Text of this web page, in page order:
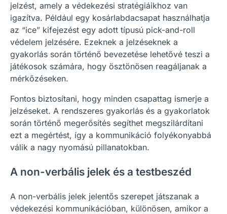
jelzést, amely a védekezési stratégiáikhoz van
igazítva. Például egy kosárlabdacsapat használhatja
az “ice” kifejezést egy adott típusú pick-and-roll
védelem jelzésére. Ezeknek a jelzéseknek a
gyakorlás során történő bevezetése lehetővé teszi a
játékosok számára, hogy ösztönösen reagáljanak a
mérkőzéseken.
Fontos biztosítani, hogy minden csapattag ismerje a
jelzéseket. A rendszeres gyakorlás és a gyakorlatok
során történő megerősítés segíthet megszilárdítani
ezt a megértést, így a kommunikáció folyékonyabbá
válik a nagy nyomású pillanatokban.
A non-verbális jelek és a testbeszéd
A non-verbális jelek jelentős szerepet játszanak a
védekezési kommunikációban, különösen, amikor a